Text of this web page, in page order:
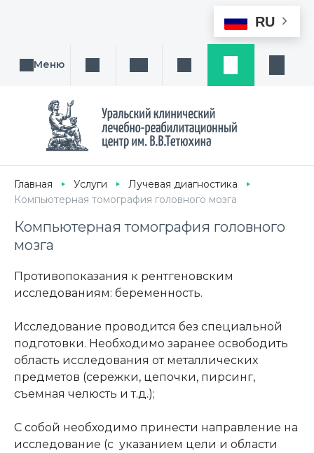
RU
Меню Поиск услуги, направления или врача
Написать намЗаказ звонка
Главная Услуги
Лучевая диагностика
Компьютерная томография головного мозга
Компьютерная томография головного
мозга
Противопоказания к рентгеновским
исследованиям: беременность.
Исследование проводится без специальной
подготовки. Необходимо заранее освободить
область исследования от металлических
предметов (сережки, цепочки, пирсинг,
съемная челюсть и т.д.);
С собой необходимо принести направление на
исследование (с указанием цели и области